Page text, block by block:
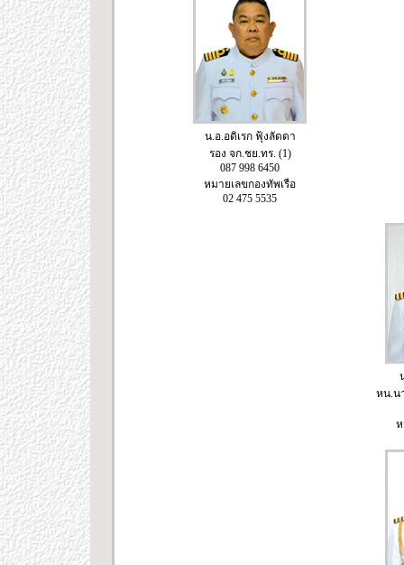
น.อ.อดิเรก ฟุ้งลัดดา
รอง จก.ชย.ทร. (1)
087 998 6450
หมายเลขกองทัพเรือ
02 475 5535
หน.น
ห